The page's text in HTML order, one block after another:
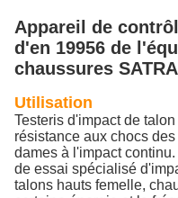
Appareil de
d'en 19956 de
chaussures
Utilisation
Testeris d'impact de
résistance aux chocs
dames à l'impact
de essai spécialisé
talons hauts femelle,